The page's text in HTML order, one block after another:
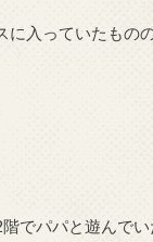
に入っていたもの
でパパと遊んでい